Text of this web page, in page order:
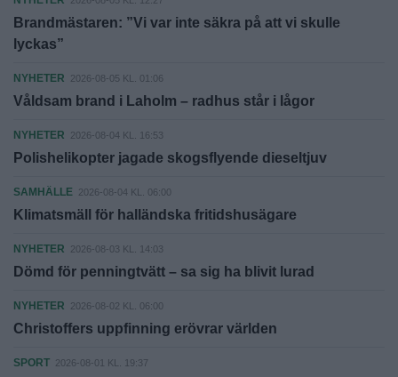
Brandmästaren: ”Vi var inte säkra på att vi skulle
lyckas”
NYHETER 2026-08-05 KL. 01:06
Våldsam brand i Laholm – radhus står i lågor
NYHETER 2026-08-04 KL. 16:53
Polishelikopter jagade skogsflyende dieseltjuv
SAMHÄLLE 2026-08-04 KL. 06:00
Klimatsmäll för halländska fritidshusägare
NYHETER 2026-08-03 KL. 14:03
Dömd för penningtvätt – sa sig ha blivit lurad
NYHETER 2026-08-02 KL. 06:00
Christoffers uppfinning erövrar världen
SPORT 2026-08-01 KL. 19:37